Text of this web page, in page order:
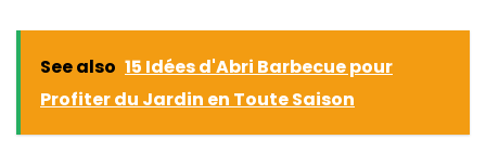
See also 15 Idées d'Abri Barbecue pour
Profiter du Jardin en Toute Saison